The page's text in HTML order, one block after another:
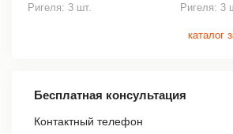
Ригеля: 3 шт.
Ригеля: 3
каталог
Бесплатная консультация
Контактный телефон